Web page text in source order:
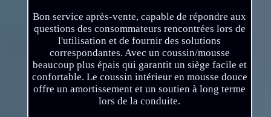
Bon service après-vente, capable de répondre aux
questions des consommateurs rencontrées lors de
l'utilisation et de fournir des solutions
correspondantes. Avec un coussin/mousse
beaucoup plus épais qui garantit un siège facile et
confortable. Le coussin intérieur en mousse douce
offre un amortissement et un soutien à long terme
lors de la conduite.